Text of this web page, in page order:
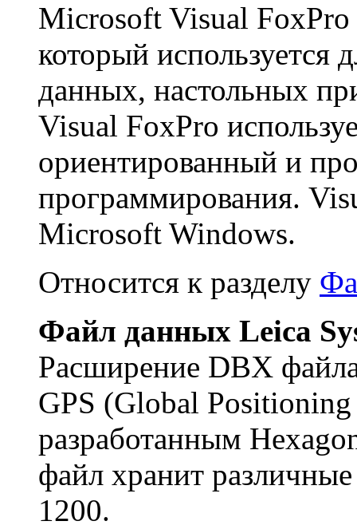
Microsoft Visual FoxPro
который используется
данных, настольных
Visual FoxPro
ориентированный и
программирования.
Microsoft Windows.
Относится к разделу
Файл данных Leica
Расширение DBX
GPS (Global
разработанным
файл хранит
1200.